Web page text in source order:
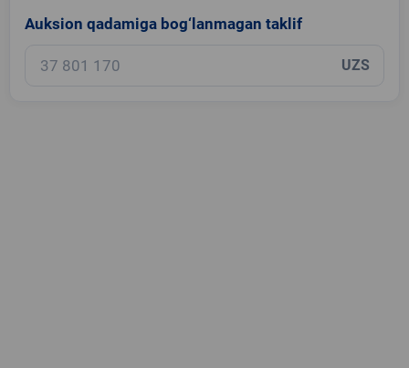
Auksion qadamiga bog‘lanmagan taklif
UZS